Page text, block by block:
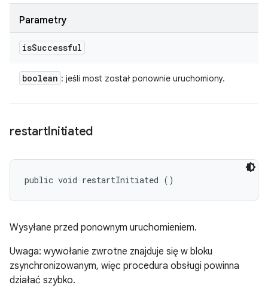
Parametry
isSuccessful
boolean : jeśli most został ponownie uruchomiony.
restartInitiated
public void restartInitiated ()
Wysyłane przed ponownym uruchomieniem.
Uwaga: wywołanie zwrotne znajduje się w bloku
zsynchronizowanym, więc procedura obsługi powinna
działać szybko.